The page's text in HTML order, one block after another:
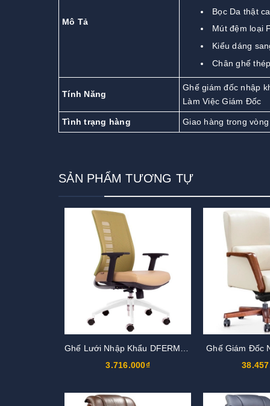
Mô Tả
Bọc Da thật
Mút đệm loại
Kiểu dáng
Chân ghế
Tính Năng
Ghế giám đốc nhập
Làm Việc Giám Đốc
Tình trạng hàng Giao hàng trong
SẢN PHẨM TƯƠNG TỰ
3.716.000₫
Ghế Giám Đốc